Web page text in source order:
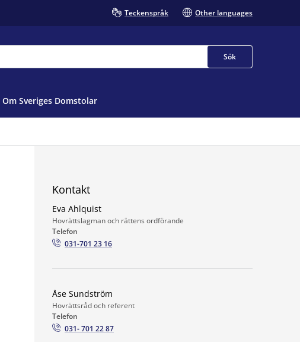
Teckenspråk Other languages
Sök
Om Sveriges Domstolar
Kontakt
Eva Ahlquist
Hovrättslagman och rättens ordförande
Telefon
031-701 23 16
Åse Sundström
Hovrättsråd och referent
Telefon
031- 701 22 87